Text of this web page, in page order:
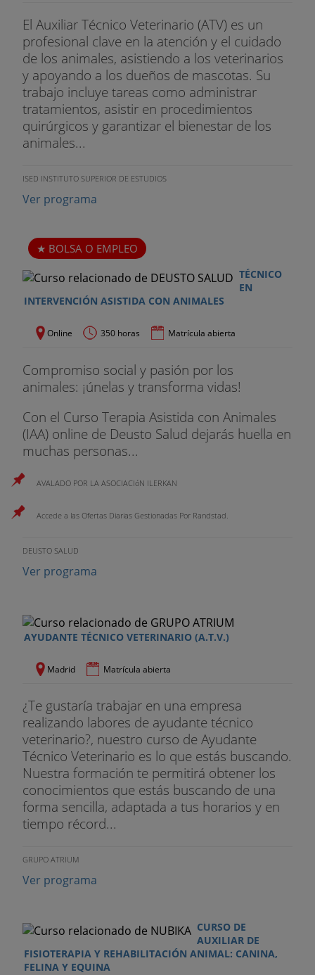
El Auxiliar Técnico Veterinario (ATV) es un
profesional clave en la atención y el cuidado
de los animales, asistiendo a los veterinarios
y apoyando a los dueños de mascotas. Su
trabajo incluye tareas como administrar
tratamientos, asistir en procedimientos
quirúrgicos y garantizar el bienestar de los
animales...
ISED INSTITUTO SUPERIOR DE ESTUDIOS
Ver programa
BOLSA O EMPLEO
TÉCNICO
EN
INTERVENCIÓN ASISTIDA CON ANIMALES
Online 350 horas Matrícula abierta
Compromiso social y pasión por los
animales: ¡únelas y transforma vidas!
Con el Curso Terapia Asistida con Animales
(IAA) online de Deusto Salud dejarás huella en
muchas personas...
AVALADO POR LA ASOCIACIóN ILERKAN
Accede a las Ofertas Diarias Gestionadas Por Randstad.
DEUSTO SALUD
Ver programa
AYUDANTE TÉCNICO VETERINARIO (A.T.V.)
Madrid Matrícula abierta
¿Te gustaría trabajar en una empresa
realizando labores de ayudante técnico
veterinario?, nuestro curso de Ayudante
Técnico Veterinario es lo que estás buscando.
Nuestra formación te permitirá obtener los
conocimientos que estás buscando de una
forma sencilla, adaptada a tus horarios y en
tiempo récord...
GRUPO ATRIUM
Ver programa
CURSO DE
AUXILIAR DE
FISIOTERAPIA Y REHABILITACIÓN ANIMAL: CANINA,
FELINA Y EQUINA